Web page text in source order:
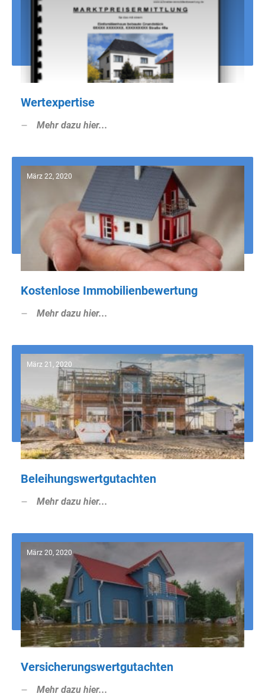
Wertexpertise
Mehr dazu hier...
März 22, 2020
Kostenlose Immobilienbewertung
Mehr dazu hier...
März 21, 2020
Beleihungswertgutachten
Mehr dazu hier...
März 20, 2020
Versicherungswertgutachten
Mehr dazu hier...